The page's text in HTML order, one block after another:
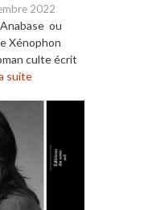
2022
ou
Xénophon
culte écrit
suite